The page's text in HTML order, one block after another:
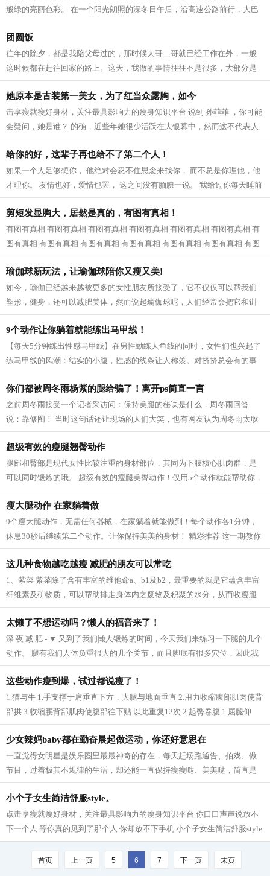
般绿的亮丽色彩。 在一个阳光朗照的深冬日午后，沿高速公路前行，大巴
车一进入册亨境内，那一碧如洗的天空...
团圆饭
往年的除夕，都是我陪父母过的，那时候大哥二哥就已经工作在外，一般
这时候都在赶往回家的路上。这天，我做的事情往往不是很多，大部分是
帮父亲矫正灯笼挂的高了还是低了，对...
她原本是古装第一美女，为了红当众露胸，如今
击享瘦就瘦好身材，关注最具影响力的瘦身知识平台 说到 孙菲菲 ，你可能
会疑问，她是谁？ 的确，近些年她很少活跃在大银幕中，然而这不代表人
们就一定会遗忘她。 她那双会说话的...
给你的好，这辈子再也给不了第二个人！
如果一个人足够想你， 他绝对会忍不住思念来找你， 而不总是你理他，他
才理你。 友情也好，爱情也罢， 这之间没有腼腆一说。 我给过你每天睡前
跟你说晚安， 亲爱的你， 我再也给...
剪短发显胸大，居然是真的，有图有真相！
有图有真相 有图有真相 有图有真相 有图有真相 有图有真相 有图有真相 有
图有真相 有图有真相 有图有真相 有图有真相 有图有真相 有图有真相 有图
有真相...
瑜伽球新玩法，让瑜伽球陪你又瘦又美!
如今，瑜伽已经越来越被更多的女性朋友所接受了，它不仅仅可以帮我们
塑形，健身，还可以减肥美体，然而说起瑜伽球呢，人们经常会把它和训
练身体平衡的辅助工具划上等号，不可...
9个动作让你躺着就能练出马甲线！
【每天5分钟练出性感马甲线】在男性勤练人鱼线的同时，女性们也兴起了
练马甲线的风潮：结实的小腹，性感的线条让人称羡。对挤挤总会有的事
业线，拥有马甲线的女性呈现的体态更...
你们都被周冬雨杨紫的腿给骗了！离开ps简直一言
之前周冬雨接受一个记者采访问：保持美腿的秘诀是什么，周冬雨回答
说：靠修图！ 当时这句话还让现场的人们大笑，也有网友认为周冬雨太耿
直，然而，看了一些没有后期修的图片之...
超级有效的瘦腿翘臀动作
腿部和臀部是现代女性比较注重的身材部位，其同为下肢核心肌肉群，是
可以同时锻炼的哦。 超级有效的瘦腿美臀动作！仅用5个动作就能帮助你，
瘦出性感美腿，同时还塑造紧致翘臀...
瘦大腿动作 在家躺着做
9个瘦大腿动作，无需任何器械，在家躺着就能做到！每个动作各1分钟，
休息30秒后继续第二个动作。让你保持美美的身材！ 精彩推荐 这一期教你
祛斑祛痘 春天，如何护肤效果最好？跟...
这几种食物越吃越瘦 减肥的朋友可以常吃
1、紫菜 紫菜除了含有丰富的维他命a、b1及b2，最重要的就是它蕴含丰富
纤维素及矿物质，可以帮助排走身体内之废物及积聚的水分，从而收瘦腿
之效。 2、芝麻 芝麻它的亚麻仁油酸可以...
太懒了不想运动吗？懒人的福音来了！
深 夜 减 肥 - ▼ 又到了我们懒人锻炼的时间，今天我们来练习一下腿的几个
动作。 腿有我们人体负重很大的几个关节，而且脚底有很多穴位，因此我
们要多锻炼我们的脚，促进血液循...
这些动作瘦到爆，试过都说瘦了！
1.猫与牛 1.手支撑于肩垂直下方，大腿与地面垂直 2.用力收缩腹部肌肉使背
部拱 3.收缩腰背部肌肉使腹部往下贴 以此重复12次 2.起臀卷腹 1.屈腿仰
卧，臂部发力使骨盆后倾并稍微抬离地...
少女辣妈baby都在勤奋晨起做运动，你还好意思在
一直觉得女明星是娱乐圈里最最神奇的存在，每天赶场跑通告、拍戏、做
节目，过着极其不规律的生活，却还能一直保持瘦瘦哒、美美哒，简直是
羡慕死我们这些凡人啦~老天爷爷太不公...
小个子女生简洁舒服style。
点击享瘦就瘦好身材，关注最具影响力的瘦身知识平台 你口口声声说放不
下一个人 等你真的见到了那个人 你却放不下手机 小个子女生简洁舒服style
模特身高159CM 165cm半熟女生的轻熟小性...
首页 上一页 5 6 7 下一页 末页